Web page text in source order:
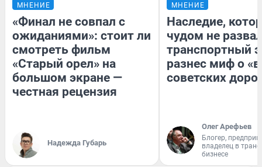
МНЕНИЕ
«Финал не совпал с
ожиданиями»: стоит ли
смотреть фильм
«Старый орел» на
большом экране —
честная рецензия
Надежда Губарь
МНЕНИЕ
Наследие,
чудом не
транспортный
разнес миф о
советских
Олег Арефьев
Блогер,
владелец в
бизнесе